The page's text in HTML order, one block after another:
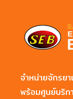
จำหน่ายจักรย
พร้อมศูนย์บริก